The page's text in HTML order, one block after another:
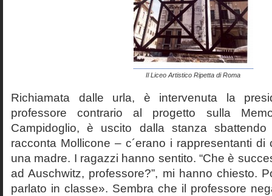
Il Liceo Artistico Ripetta di Roma
Richiamata dalle urla, è intervenuta la
professore contrario al progetto sulla
Campidoglio, è uscito dalla stanza
racconta Mollicone – c´erano i rappresentanti
una madre. I ragazzi hanno sentito. “Che è
ad Auschwitz, professore?”, mi hanno chiesto.
parlato in classe». Sembra che il professore